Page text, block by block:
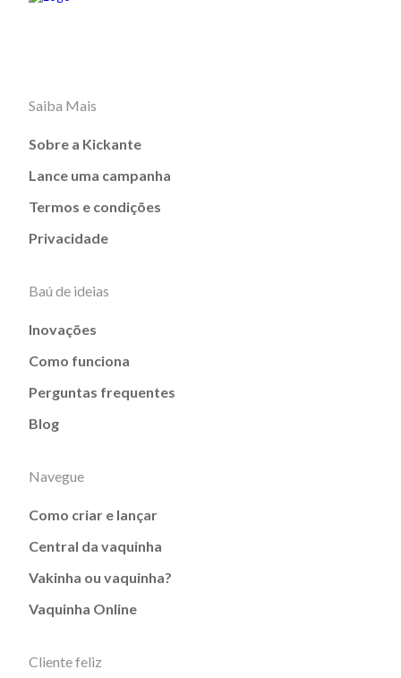
Saiba Mais
Sobre a Kickante
Lance uma campanha
Termos e condições
Privacidade
Baú de ideias
Inovações
Como funciona
Perguntas frequentes
Blog
Navegue
Como criar e lançar
Central da vaquinha
Vakinha ou vaquinha?
Vaquinha Online
Cliente feliz